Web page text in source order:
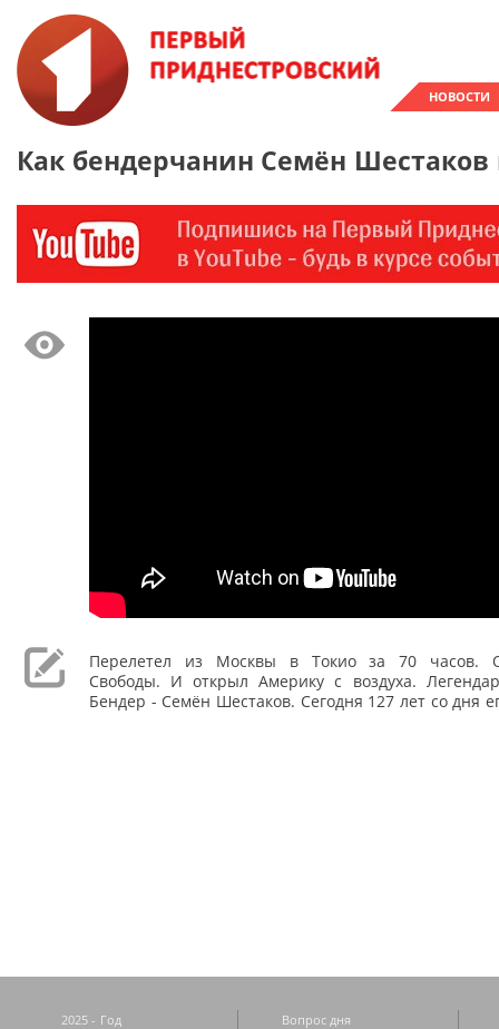
НОВОСТИ
Как бендерчанин Семён
Перелетел из Москвы в Токио за 70 часов.
Свободы. И открыл Америку с воздуха.
Бендер - Семён Шестаков. Сегодня 127 лет со дня
2025 - Год
Вопрос дня